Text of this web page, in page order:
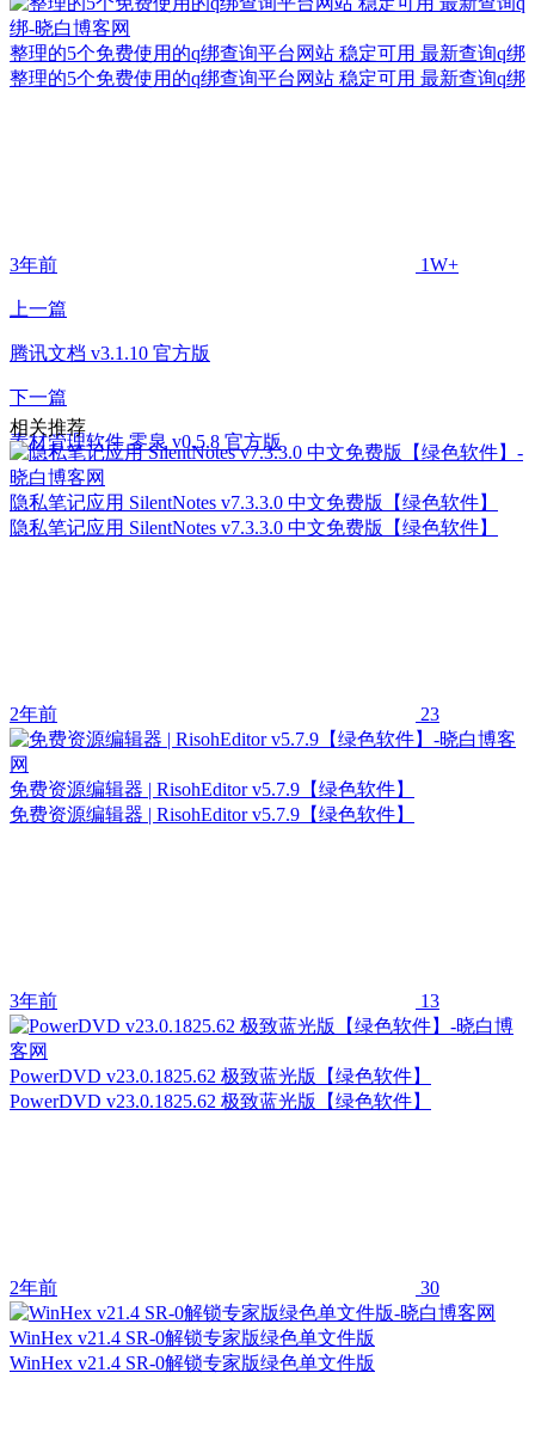
整理的5个免费使用的q绑查询平台网站 稳定可用 最新查询q绑
整理的5个免费使用的q绑查询平台网站 稳定可用 最新查询q绑
3年前 1W+
上一篇
腾讯文档 v3.1.10 官方版
下一篇
素材管理软件 零泉 v0.5.8 官方版
相关推荐
隐私笔记应用 SilentNotes v7.3.3.0 中文免费版【绿色软件】
隐私笔记应用 SilentNotes v7.3.3.0 中文免费版【绿色软件】
2年前 23
免费资源编辑器 | RisohEditor v5.7.9【绿色软件】
免费资源编辑器 | RisohEditor v5.7.9【绿色软件】
3年前 13
PowerDVD v23.0.1825.62 极致蓝光版【绿色软件】
PowerDVD v23.0.1825.62 极致蓝光版【绿色软件】
2年前 30
WinHex v21.4 SR-0解锁专家版绿色单文件版
WinHex v21.4 SR-0解锁专家版绿色单文件版